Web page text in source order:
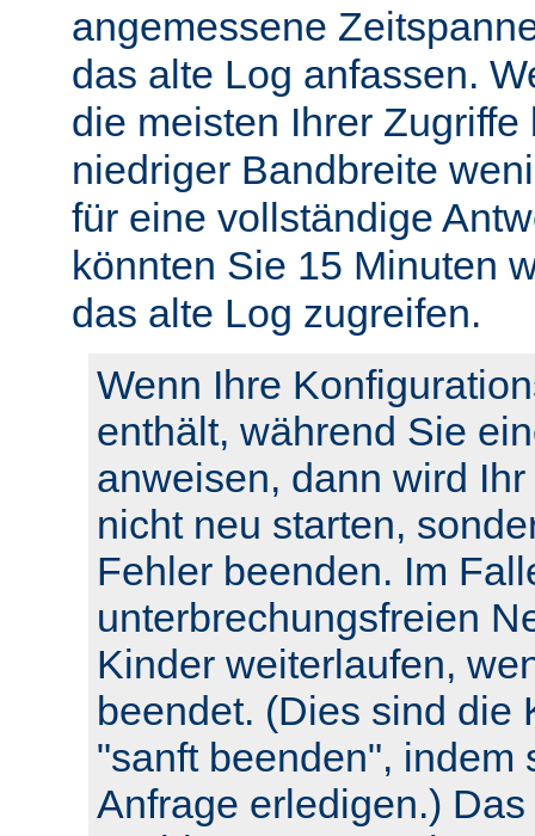
angemessene
das alte Log anfassen.
die meisten Ihrer
niedriger Bandbreite
für eine vollständige
könnten Sie 15 Minuten
das alte Log zugreifen.
Wenn Ihre
enthält, während Sie
anweisen, dann wird
nicht neu starten,
Fehler beenden. Im
unterbrechungsfreien
Kinder weiterlaufen,
beendet. (Dies sind die
"sanft beenden", indem
Anfrage erledigen.)